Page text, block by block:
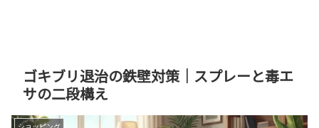
ゴキブリ退治の鉄壁対策｜スプレーと毒エ
サの二段構え